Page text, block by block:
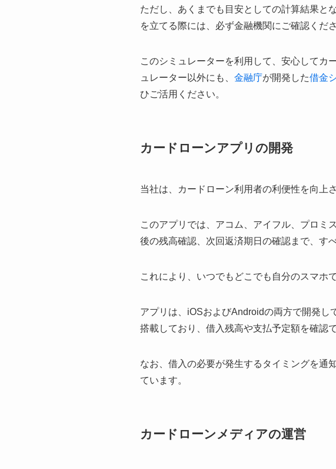
ただし、あくまでも目安としての計算結果と
を立てる際には、必ず金融機関にご確認くださ
このシミュレーターを利用して、安心してカ
ュレーター以外にも、 金融庁が開発した借金
ひご活用ください。
カードローンアプリの開発
当社は、カードローン利用者の利便性を向上
このアプリでは、アコム、アイフル、プロミ
後の残高確認、次回返済期日の確認まで、す
これにより、いつでもどこでも自分のスマホ
アプリは、iOSおよびAndroidの両方で開発し
搭載しており、借入残高や支払予定額を確認
なお、借入の必要が発生するタイミングを通
ています。
カードローンメディアの運営